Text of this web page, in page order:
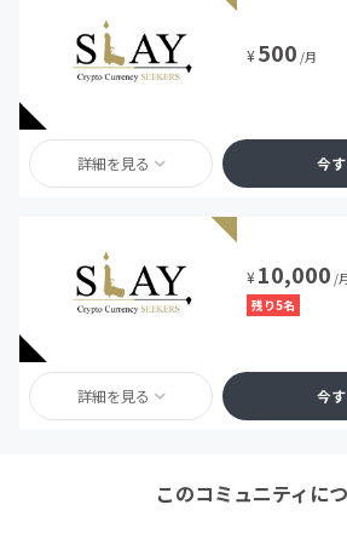
¥500 /月
詳細を見る 今
¥10,000 /
残り5名
詳細を見る 今
このコミュニティに